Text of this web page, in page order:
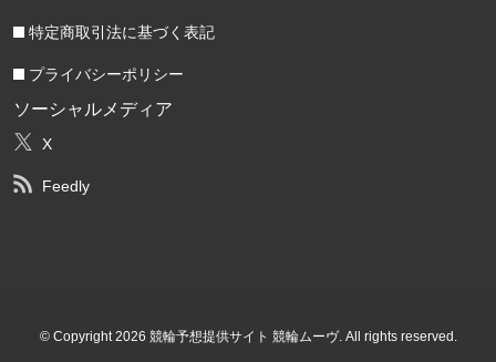
特定商取引法に基づく表記
プライバシーポリシー
ソーシャルメディア
X
Feedly
© Copyright 2026 競輪予想提供サイト 競輪ムーヴ. All rights reserved.